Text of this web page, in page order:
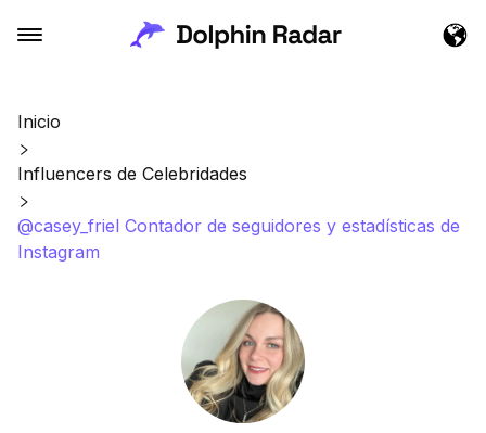
Inicio
Influencers de Celebridades
@casey_friel Contador de seguidores y estadísticas de
Instagram